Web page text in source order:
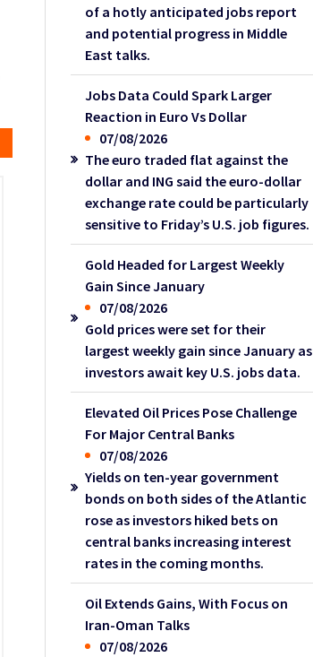
of a hotly anticipated jobs report
and potential progress in Middle
East talks.
Jobs Data Could Spark Larger
Reaction in Euro Vs Dollar
07/08/2026
The euro traded flat against the
dollar and ING said the euro-dollar
exchange rate could be particularly
sensitive to Friday’s U.S. job figures.
Gold Headed for Largest Weekly
Gain Since January
07/08/2026
Gold prices were set for their
largest weekly gain since January as
investors await key U.S. jobs data.
Elevated Oil Prices Pose Challenge
For Major Central Banks
07/08/2026
Yields on ten-year government
bonds on both sides of the Atlantic
rose as investors hiked bets on
central banks increasing interest
rates in the coming months.
Oil Extends Gains, With Focus on
Iran-Oman Talks
07/08/2026